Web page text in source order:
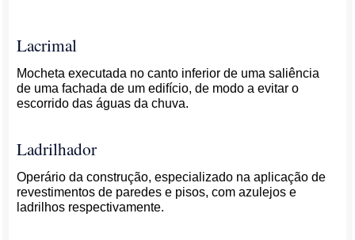
Lacrimal
Mocheta executada no canto inferior de uma saliência
de uma fachada de um edifício, de modo a evitar o
escorrido das águas da chuva.
Ladrilhador
Operário da construção, especializado na aplicação de
revestimentos de paredes e pisos, com azulejos e
ladrilhos respectivamente.